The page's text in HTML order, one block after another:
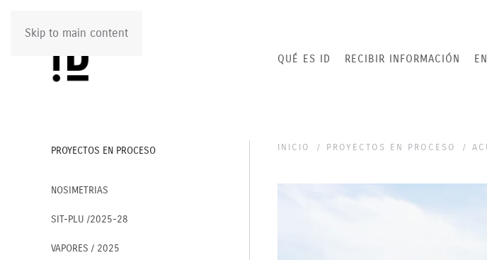
Skip to main content
QUÉ ES ID RECIBIR INFORMACIÓN
INICIO PROYECTOS EN PROCESO
PROYECTOS EN PROCESO
NOSIMETRIAS
SIT-PLU /2025-28
VAPORES / 2025